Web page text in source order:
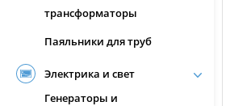
трансформаторы
Паяльники для труб
Электрика и свет
Генераторы и